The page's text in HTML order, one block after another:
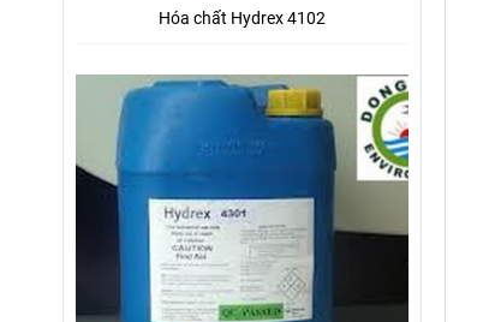
Hóa chất Hydrex 4102